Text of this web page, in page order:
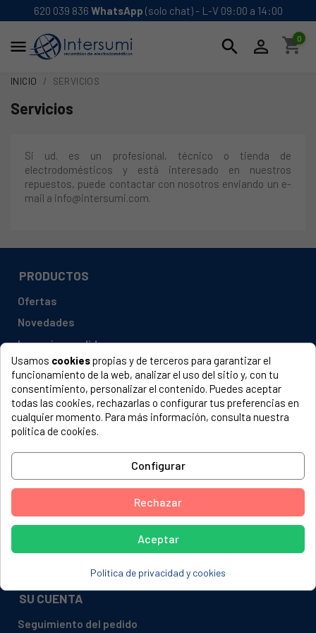
620 039 836 WhatsApp (solo chat) - L-V 09:00 a 14:00
 search  shopping_cart
0
INICIO SERVICIOS
Servicios
Si ud. es un profesional, técnico o tienda de
electrodomésticos y está interesado en nuestros
repuestos, puede contactar con nosotros enviando un e-
mail a info@intersumi.com.
PRODUCTOS
Ofertas
Novedades
Los más vendidos
INFORMACIÓN
Aviso Legal
Política de Privacidad
Envío y Entrega
Política de devoluciones
Cookies
SU CUENTA
Seguimiento del pedido
Usamos cookiespropias y de terceros para garantizar el
funcionamiento de la web, analizar el uso del sitio y, con tu
consentimiento, personalizar el contenido. Puedes aceptar
todas las cookies, rechazarlas o configurar tus preferencias en
cualquier momento. Para más información, consulta nuestra
política de cookies.
Configurar
Rechazar
Aceptar
Política de privacidad y cookies